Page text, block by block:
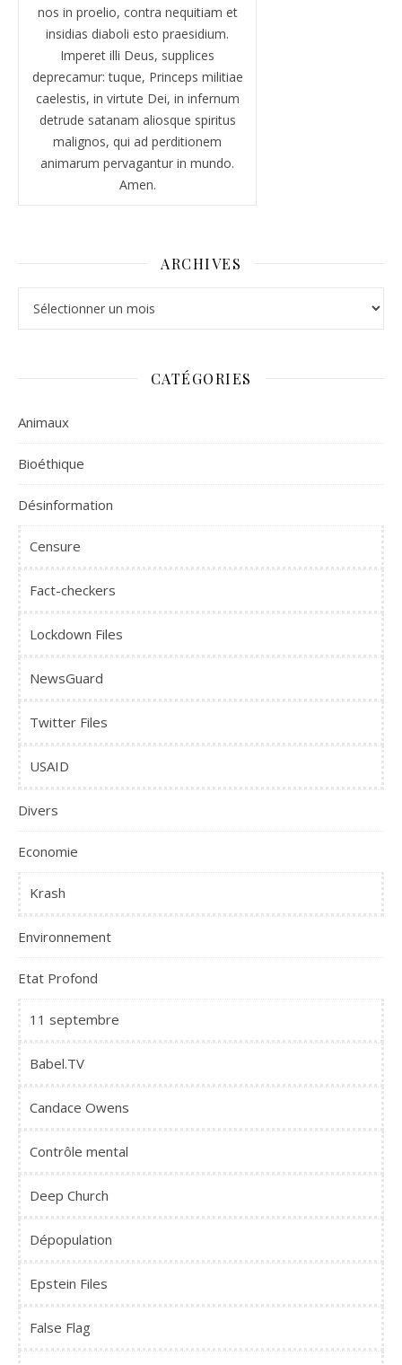
nos in proelio, contra nequitiam et
insidias diaboli esto praesidium.
Imperet illi Deus, supplices
deprecamur: tuque, Princeps militiae
caelestis, in virtute Dei, in infernum
detrude satanam aliosque spiritus
malignos, qui ad perditionem
animarum pervagantur in mundo.
Amen.
ARCHIVES
CATÉGORIES
Animaux
Bioéthique
Désinformation
Censure
Fact-checkers
Lockdown Files
NewsGuard
Twitter Files
USAID
Divers
Economie
Krash
Environnement
Etat Profond
11 septembre
Babel.TV
Candace Owens
Contrôle mental
Deep Church
Dépopulation
Epstein Files
False Flag